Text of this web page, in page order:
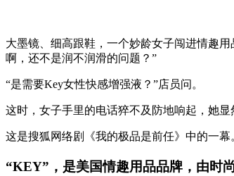
大墨镜、细高跟鞋，一个妙龄女子闯进情趣
啊，还不是润不润滑的问题？”
“是需要Key女性快感增强液？”店员问。
这时，女子手里的电话猝不及防地响起，她
这是搜狐网络剧《我的极品是前任》中的一幕
“KEY”，是美国情趣用品品牌，由时